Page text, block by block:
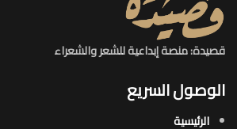
قصيدة: منصة إبداعية للشعر والشعراء
الوصول السريع
الرئيسية